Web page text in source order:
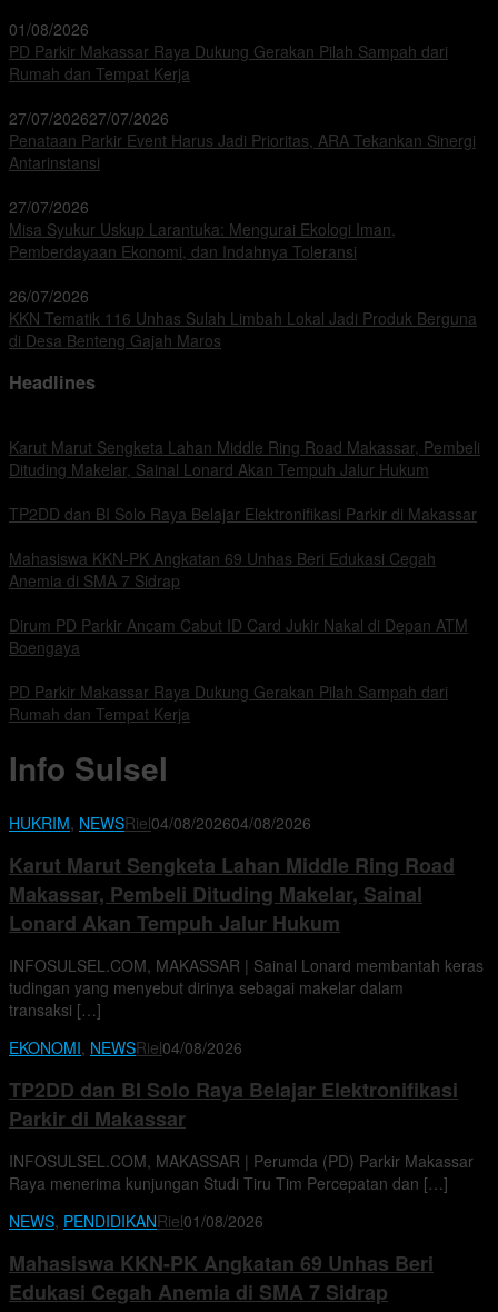
01/08/2026
PD Parkir Makassar Raya Dukung Gerakan Pilah Sampah dari
Rumah dan Tempat Kerja
27/07/202627/07/2026
Penataan Parkir Event Harus Jadi Prioritas, ARA Tekankan Sinergi
Antarinstansi
27/07/2026
Misa Syukur Uskup Larantuka: Mengurai Ekologi Iman,
Pemberdayaan Ekonomi, dan Indahnya Toleransi
26/07/2026
KKN Tematik 116 Unhas Sulah Limbah Lokal Jadi Produk Berguna
di Desa Benteng Gajah Maros
Headlines
Karut Marut Sengketa Lahan Middle Ring Road Makassar, Pembeli
Dituding Makelar, Sainal Lonard Akan Tempuh Jalur Hukum
TP2DD dan BI Solo Raya Belajar Elektronifikasi Parkir di Makassar
Mahasiswa KKN-PK Angkatan 69 Unhas Beri Edukasi Cegah
Anemia di SMA 7 Sidrap
Dirum PD Parkir Ancam Cabut ID Card Jukir Nakal di Depan ATM
Boengaya
PD Parkir Makassar Raya Dukung Gerakan Pilah Sampah dari
Rumah dan Tempat Kerja
Info Sulsel
HUKRIM, NEWSRiel04/08/202604/08/2026
Karut Marut Sengketa Lahan Middle Ring Road
Makassar, Pembeli Dituding Makelar, Sainal
Lonard Akan Tempuh Jalur Hukum
INFOSULSEL.COM, MAKASSAR | Sainal Lonard membantah keras
tudingan yang menyebut dirinya sebagai makelar dalam
transaksi […]
EKONOMI, NEWSRiel04/08/2026
TP2DD dan BI Solo Raya Belajar Elektronifikasi
Parkir di Makassar
INFOSULSEL.COM, MAKASSAR | Perumda (PD) Parkir Makassar
Raya menerima kunjungan Studi Tiru Tim Percepatan dan […]
NEWS, PENDIDIKANRiel01/08/2026
Mahasiswa KKN-PK Angkatan 69 Unhas Beri
Edukasi Cegah Anemia di SMA 7 Sidrap